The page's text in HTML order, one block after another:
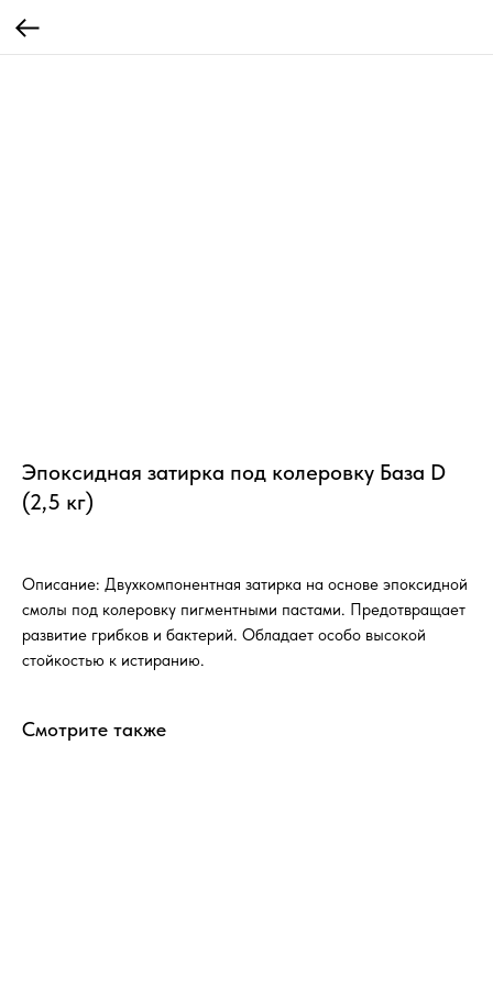
Эпоксидная затирка под колеровку База D
(2,5 кг)
Описание: Двухкомпонентная затирка на основе эпоксидной
смолы под колеровку пигментными пастами. Предотвращает
развитие грибков и бактерий. Обладает особо высокой
стойкостью к истиранию.
Смотрите также